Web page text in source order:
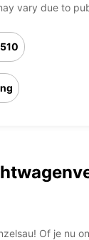
vary due to
Of je nu